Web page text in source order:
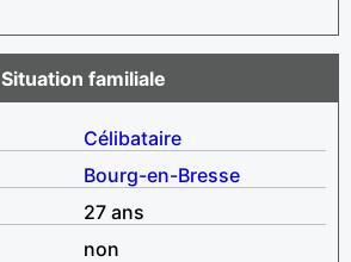
Situation familiale
Célibataire
Bourg-en-Bresse
27 ans
non